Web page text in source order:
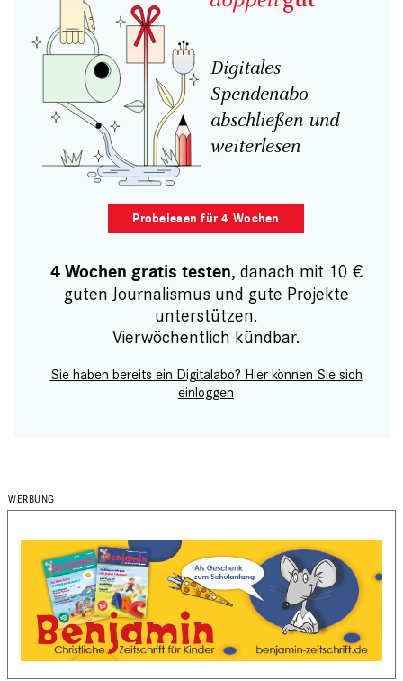
Digitales
Spendenabo
abschließen und
weiterlesen
Probelesen für 4 Wochen
4 Wochen gratis testen, danach mit 10 €
guten Journalismus und gute Projekte
unterstützen.
Vierwöchentlich kündbar.
Sie haben bereits ein Digitalabo? Hier können Sie sich
einloggen